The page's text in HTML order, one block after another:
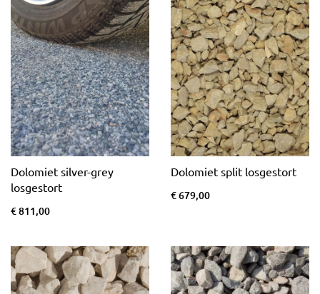
Dolomiet silver-grey
losgestort
€ 811,00
Dolomiet split losgestort
€ 679,00